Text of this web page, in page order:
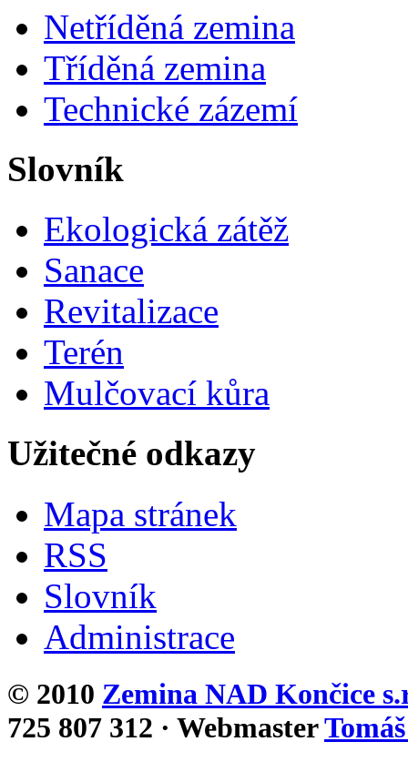
Netříděná zemina
Tříděná zemina
Technické zázemí
Slovník
Ekologická zátěž
Sanace
Revitalizace
Terén
Mulčovací kůra
Užitečné odkazy
Mapa stránek
RSS
Slovník
Administrace
© 2010 Zemina NAD Končice
725 807 312 · Webmaster